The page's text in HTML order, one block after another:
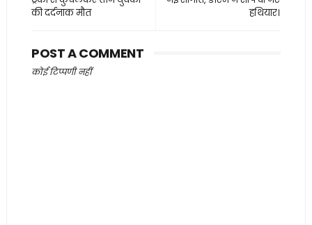
हथियार।
की दर्दनाक मौत
POST A COMMENT
कोई टिप्पणी नहीं